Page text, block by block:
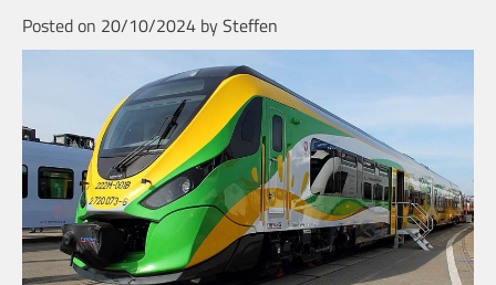
Posted on 20/10/2024 bySteffen